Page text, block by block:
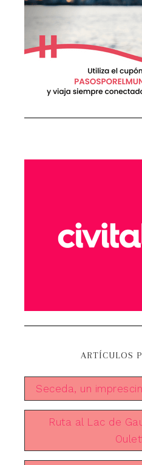
ARTÍCULOS
Seceda, un
Ruta al Lac de